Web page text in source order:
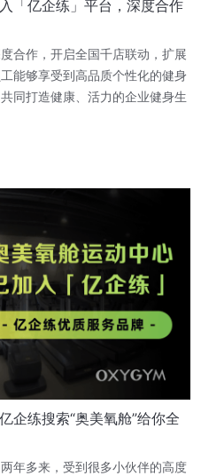
「亿企练」平台，深度合作
合作，开启全国千店联动，扩展
能够享受到高品质个性化的健身
同打造健康、活力的企业健身生
企练搜索“奥美氧舱”给你全
年多来，受到很多小伙伴的高度